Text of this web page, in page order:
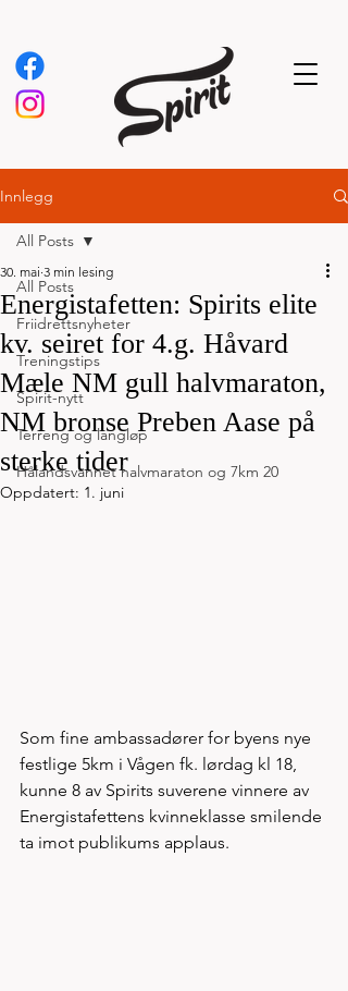
Innlegg
All Posts
Friidrettsnyheter
Treningstips
Spirit-nytt
Terreng og langløp
Hålandsvannet halvmaraton og 7km 20
All Posts
Energistafetten: Spirits elite
kv. seiret for 4.g. Håvard
Mæle NM gull halvmaraton,
NM bronse Preben Aase på
sterke tider
30. mai 3 min lesing
Oppdatert: 1. juni
Som fine ambassadører for byens nye
festlige 5km i Vågen fk. lørdag kl 18,
kunne 8 av Spirits suverene vinnere av
Energistafettens kvinneklasse smilende
ta imot publikums applaus.